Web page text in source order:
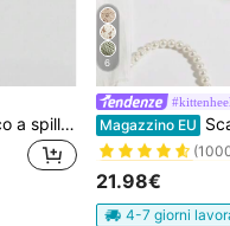
Sandali da donna con tacco a spillo alto, decorazione a nodo placcata in oro, nuovi per la primavera/estate 2026
6
Magazzino EU Scarpe mulo di stile
#1 Bestseller
#1 Bestseller
#1 Bestseller
#1 Bestseller
21.98€
4-7 giorni